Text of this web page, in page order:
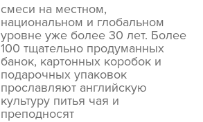
смеси на местном,
национальном и глобальном
уровне уже более 30 лет. Более
100 тщательно продуманных
банок, картонных коробок и
подарочных упаковок
прославляют английскую
культуру питья чая и
преподносят